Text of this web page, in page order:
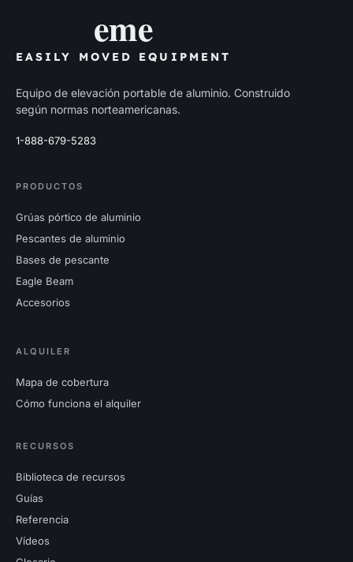
eme
EASILY MOVED EQUIPMENT
Equipo de elevación portable de aluminio. Construido
según normas norteamericanas.
1-888-679-5283
PRODUCTOS
Grúas pórtico de aluminio
Pescantes de aluminio
Bases de pescante
Eagle Beam
Accesorios
ALQUILER
Mapa de cobertura
Cómo funciona el alquiler
RECURSOS
Biblioteca de recursos
Guías
Referencia
Vídeos